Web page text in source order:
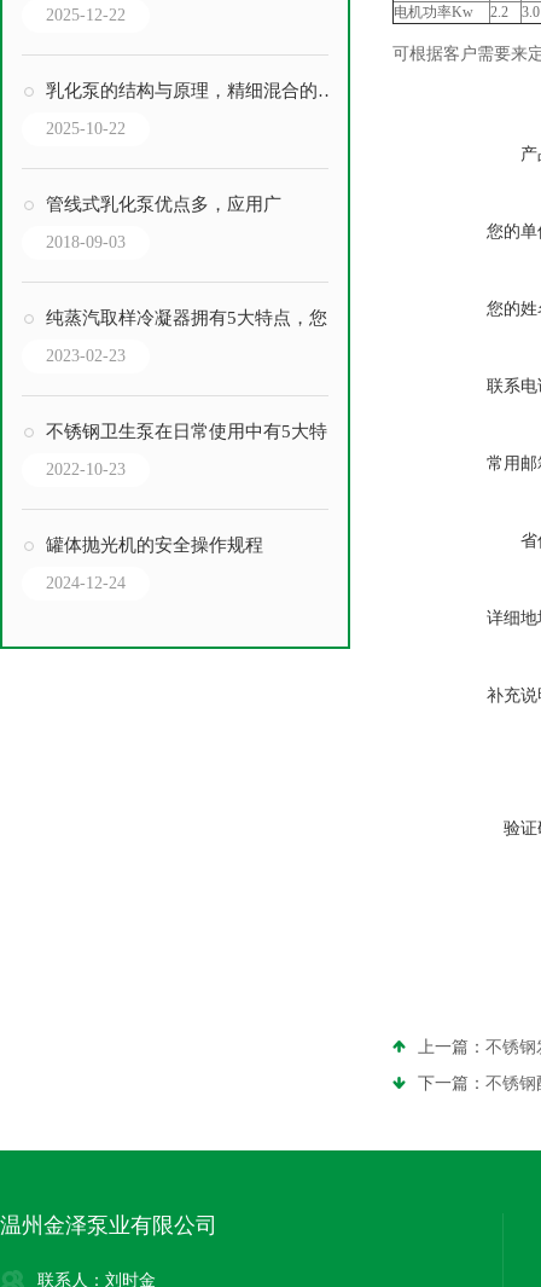
2025-12-22
乳化泵的结构与原理，精细混合的核心机械
2025-10-22
管线式乳化泵优点多，应用广
2018-09-03
纯蒸汽取样冷凝器拥有5大特点，您掌握了几点？
2023-02-23
不锈钢卫生泵在日常使用中有5大特点
2022-10-23
罐体抛光机的安全操作规程
2024-12-24
电机功率Kw
2.2 3.0
可根据客户需要来
您的单
您的姓
联系电
常用邮
省
详细地
补充说
验证
上一篇： 不锈钢
下一篇： 不锈钢
温州金泽泵业有限公司
联系人：刘时金